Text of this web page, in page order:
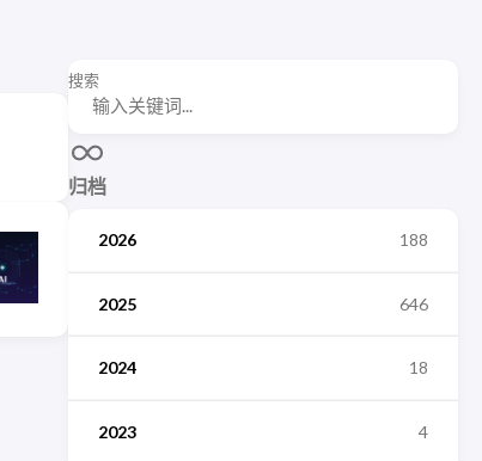
搜索
归档
2026 188
2025 646
2024 18
2023 4